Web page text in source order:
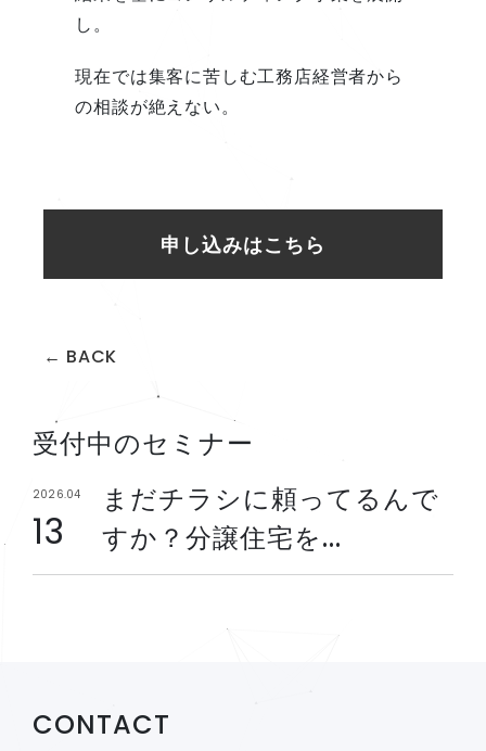
し。
現在では集客に苦しむ工務店経営者から
の相談が絶えない。
申し込みはこちら
← BACK
受付中のセミナー
2026.04
13
まだチラシに頼ってるんで
すか？分譲住宅を...
CONTACT